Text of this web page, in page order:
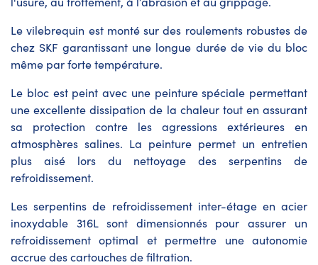
Le vilebrequin est monté sur des roulements robustes de
chez SKF garantissant une longue durée de vie du bloc
même par forte température.
Le bloc est peint avec une peinture spéciale permettant
une excellente dissipation de la chaleur tout en assurant
sa protection contre les agressions extérieures en
atmosphères salines. La peinture permet un entretien
plus aisé lors du nettoyage des serpentins de
refroidissement.
Les serpentins de refroidissement inter-étage en acier
inoxydable 316L sont dimensionnés pour assurer un
refroidissement optimal et permettre une autonomie
accrue des cartouches de filtration.